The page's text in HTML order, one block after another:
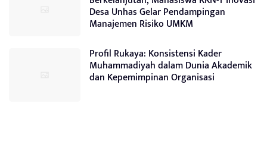
Desa Unhas Gelar Pendampingan
Manajemen Risiko UMKM
Profil Rukaya: Konsistensi Kader
Muhammadiyah dalam Dunia Akademik
dan Kepemimpinan Organisasi